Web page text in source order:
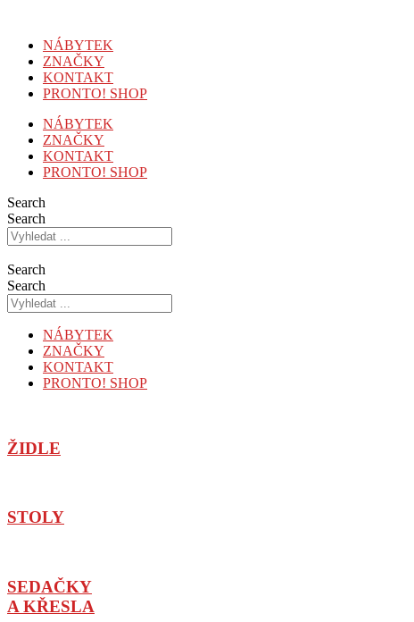
obsahuNÁBYTEK
ZNAČKY
KONTAKT
PRONTO! SHOP
NÁBYTEK
ZNAČKY
KONTAKT
PRONTO! SHOP
Search
Search
Search
Search
NÁBYTEK
ZNAČKY
KONTAKT
PRONTO! SHOP
ŽIDLE
STOLY
SEDAČKY
A KŘESLA